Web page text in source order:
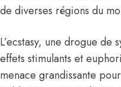
de diverses régions du
L’ecstasy, une drogue de
effets stimulants et
menace grandissante